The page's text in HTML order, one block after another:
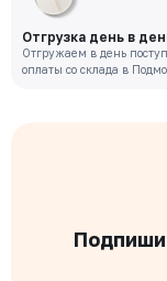
Отгрузка день в
Отгружаем в день
оплаты со склада в